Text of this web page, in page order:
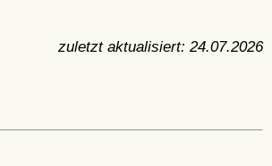
zuletzt aktualisiert: 24.07.2026